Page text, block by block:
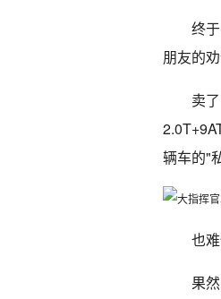
终
朋友的
卖
辆车的"
也
果